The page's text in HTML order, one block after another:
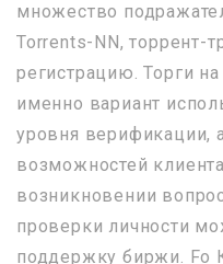
множество
Torrents-NN, торрент-
регистрацию. Торги
именно вариант
уровня верификации,
возможностей
возникновении
проверки личности
поддержку биржи. Fo